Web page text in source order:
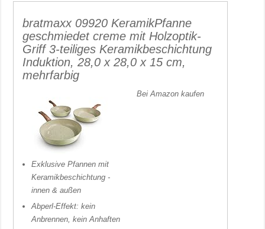
bratmaxx 09920 KeramikPfanne
geschmiedet creme mit Holzoptik-
Griff 3-teiliges Keramikbeschichtung
Induktion, 28,0 x 28,0 x 15 cm,
mehrfarbig
Exklusive Pfannen mit
Keramikbeschichtung -
innen & außen
Abperl-Effekt: kein
Anbrennen, kein Anhaften
Bei Amazon kaufen